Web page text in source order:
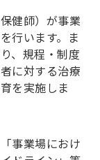
健師）が事業
行います。ま
、規程・制度
に対する治療
を実施しま
事業場におけ